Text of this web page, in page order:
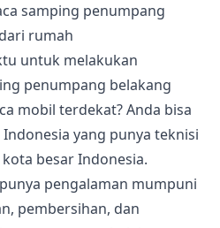
samping penumpang
rumah
untuk melakukan
penumpang belakang
mobil terdekat? Anda bisa
yang punya teknisi
besar Indonesia.
pengalaman mumpuni
pembersihan, dan